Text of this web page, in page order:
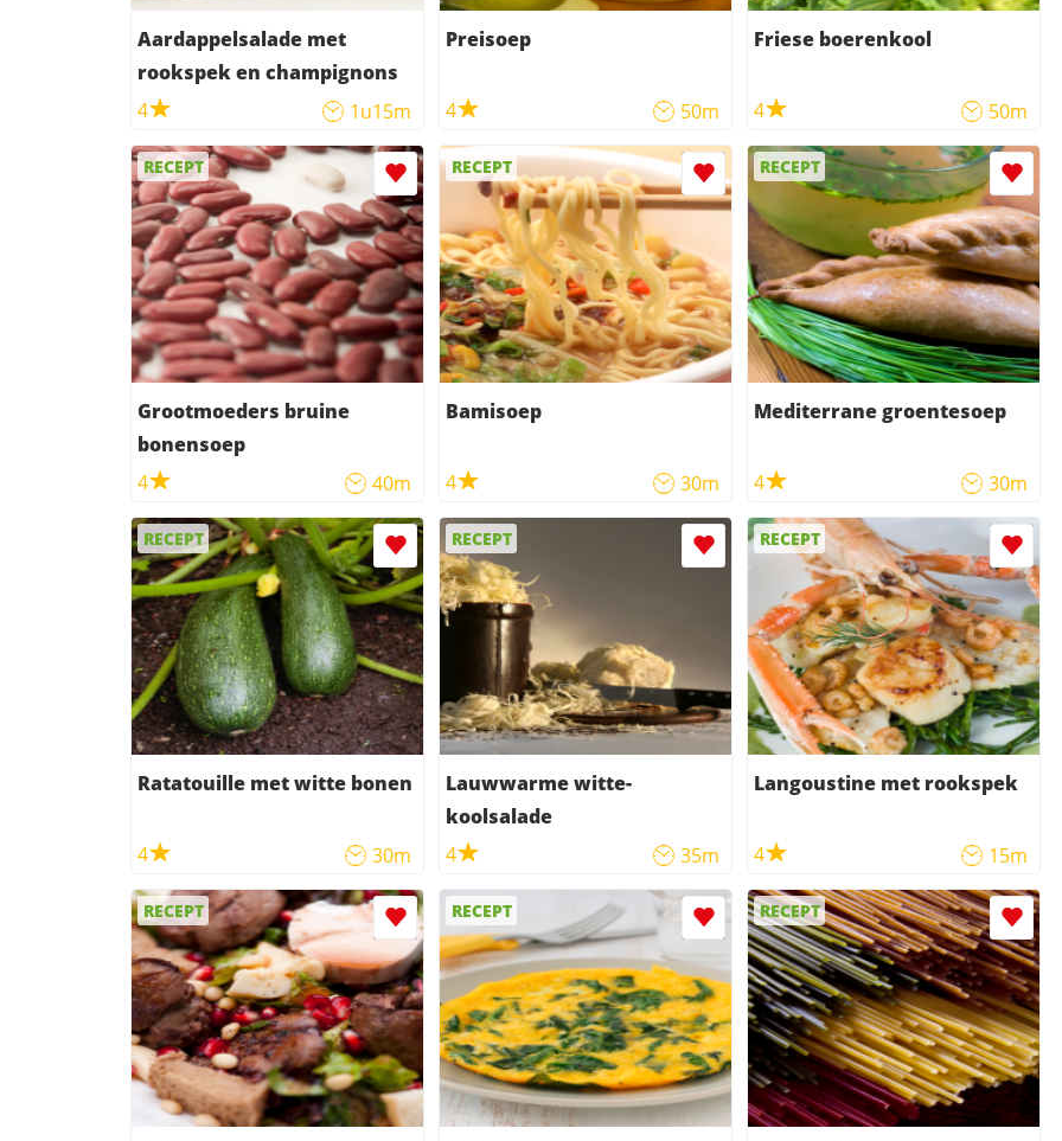
Aardappelsalade met
rookspek en champignons
4
1u15m
Preisoep
4 50m
Friese boerenkool
4 50m
RECEPT
Grootmoeders bruine
bonensoep
4
40m
RECEPT
Bamisoep
4 30m
RECEPT
Mediterrane groentesoep
4 30m
RECEPT
Ratatouille met witte bonen
4 30m
RECEPT
Lauwwarme witte-
koolsalade
4
35m
RECEPT
Langoustine met rookspek
4 15m
RECEPT RECEPT RECEPT